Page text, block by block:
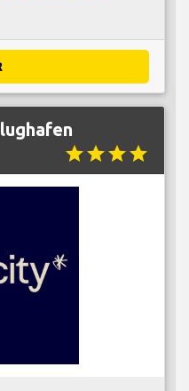
starstarstarstar